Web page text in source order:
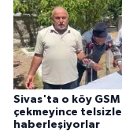
Sivas'ta o köy GSM
çekmeyince telsizle
haberleşiyorlar